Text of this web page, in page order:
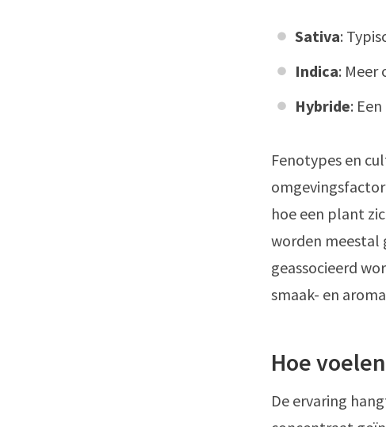
Sativa:
Indica: Meer
Hybride:
Fenotypes en
hoe een plant
worden meestal
geassocieerd
smaak- en
Hoe
De ervaring